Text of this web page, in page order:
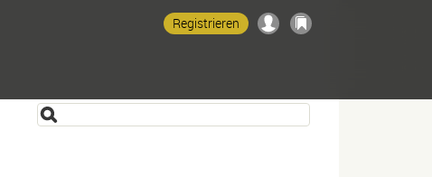
Registrieren